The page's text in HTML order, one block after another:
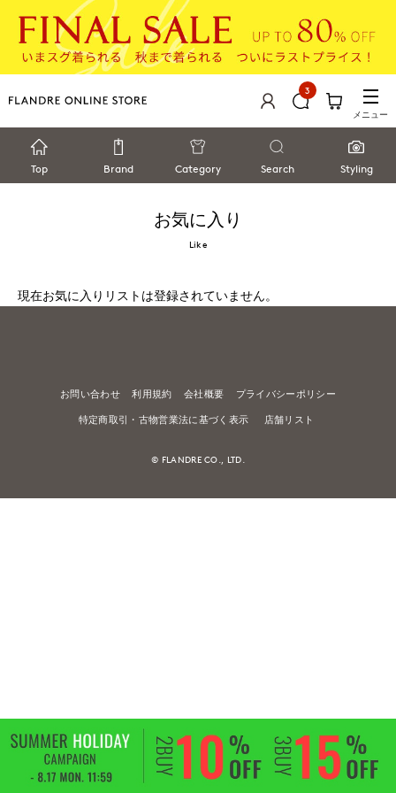
3
メニュー
Top Brand Category Search Styling
お気に入り
Like
現在お気に入りリストは登録されていません。
お問い合わせ 利用規約 会社概要 プライバシーポリシー
特定商取引・古物営業法に基づく表示 店舗リスト
© FLANDRE CO., LTD.